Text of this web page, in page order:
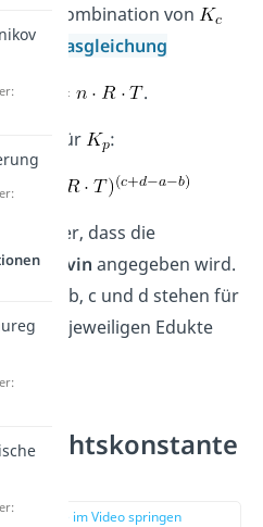
eine Kombination von
Gasgleichung
.
sich für
:
ist hier, dass die
in Kelvin angegeben wird.
a, b, c und d stehen für
“ der jeweiligen Edukte
zur Stelle im Video springen